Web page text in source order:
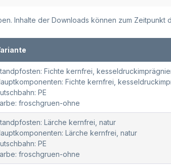
Inhalte der Downloads können zum Zeitpunkt
Fichte kernfrei,
Fichte kernfrei,
PE
froschgruen-ohne
Lärche kernfrei, natur
Lärche kernfrei, natur
PE
froschgruen-ohne